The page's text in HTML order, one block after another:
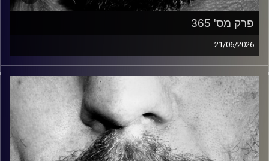
פרק מס' 365
21/06/2026
זיפים, מוזיקה מחוספסת של הופעות חיות. הרבה ג'אם, רוק,
בלוז, bluegrass, ג'אז, Fאנק, פרוגרסיב ואפילו אלקטרוניקה.
כל מה שחי, אמיתי ונושם.
עם שמוליק רגב.
קרדיט תמונות: David Goehring